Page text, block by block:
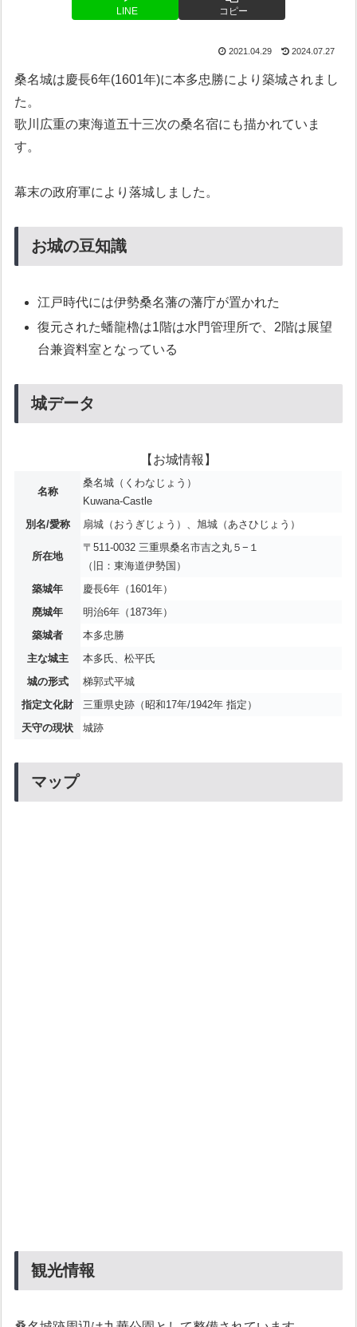
LINE コピー
2021.04.29 2024.07.27
桑名城は慶長6年(1601年)に本多忠勝により築城されまし
た。
歌川広重の東海道五十三次の桑名宿にも描かれていま
す。
幕末の政府軍により落城しました。
お城の豆知識
江戸時代には伊勢桑名藩の藩庁が置かれた
復元された蟠龍櫓は1階は水門管理所で、2階は展望
台兼資料室となっている
城データ
【お城情報】
名称
桑名城（くわなじょう）
Kuwana-Castle
別名/愛称
扇城（おうぎじょう）、旭城（あさひじょう）
所在地
〒511-0032 三重県桑名市吉之丸５−１
（旧：東海道伊勢国）
築城年
慶長6年（1601年）
廃城年
明治6年（1873年）
築城者
本多忠勝
主な城主
本多氏、松平氏
城の形式
梯郭式平城
指定文化財
三重県史跡（昭和17年/1942年 指定）
天守の現状
城跡
マップ
観光情報